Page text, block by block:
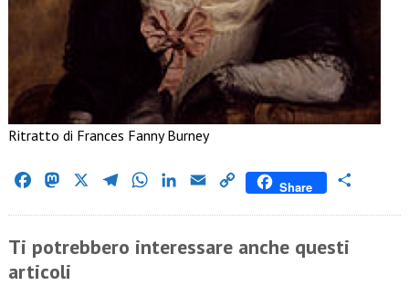
Ritratto di Frances Fanny Burney
FacebookMastodon TelegramWhatsAppLinkedIn
Email Copy
Share
Ti potrebbero interessare anche questi
articoli